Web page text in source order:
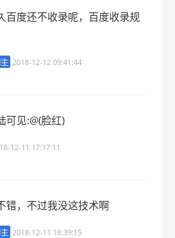
百度还不收录呢，百度收录规
2018-12-12 09:41:44
可见:@(脸红)
12-11 17:17:11
错，不过我没这技术啊
2018-12-11 18:39:15